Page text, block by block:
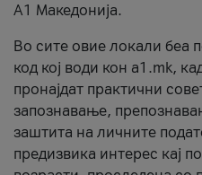
А1 Македонија.
Во сите овие локали беа
код кој води кон a1.mk,
пронајдат практични
запознавање,
заштита на личните
предизвика интерес кај